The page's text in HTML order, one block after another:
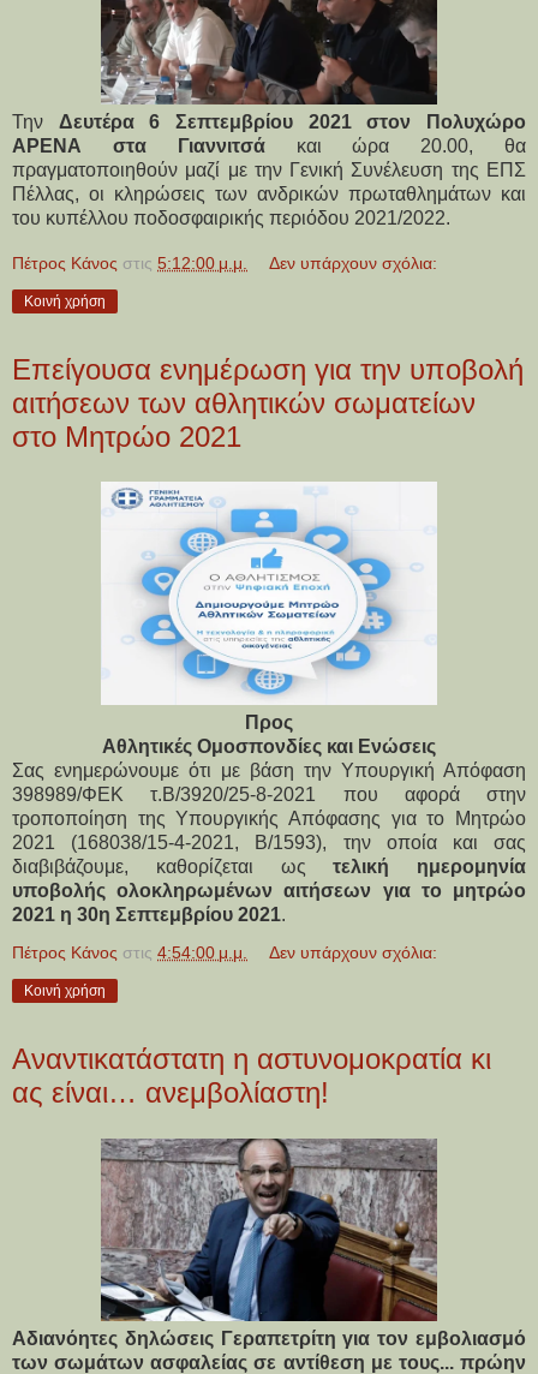
Την Δευτέρα 6 Σεπτεμβρίου 2021 στον Πολυχώρο
ΑΡΕΝΑ στα Γιαννιτσάκαι ώρα 20.00, θα
πραγματοποιηθούν μαζί με την Γενική Συνέλευση της ΕΠΣ
Πέλλας, οι κληρώσεις των ανδρικών πρωταθλημάτων και
του κυπέλλου ποδοσφαιρικής περιόδου 2021/2022.
Πέτρος Κάνος στις 5:12:00 μ.μ. Δεν υπάρχουν σχόλια:
Κοινή χρήση
Επείγουσα ενημέρωση για την υποβολή
αιτήσεων των αθλητικών σωματείων
στο Μητρώο 2021
Προς
Αθλητικές Ομοσπονδίες και Ενώσεις
Σας ενημερώνουμε ότι με βάση την Υπουργική Απόφαση
398989/ΦΕΚ τ.Β/3920/25-8-2021 που αφορά στην
τροποποίηση της Υπουργικής Απόφασης για το Μητρώο
2021 (168038/15-4-2021, Β/1593), την οποία και σας
διαβιβάζουμε, καθορίζεται ωςτελική ημερομηνία
υποβολής ολοκληρωμένων αιτήσεων για το μητρώο
2021 η 30η Σεπτεμβρίου 2021.
Πέτρος Κάνος στις 4:54:00 μ.μ. Δεν υπάρχουν σχόλια:
Κοινή χρήση
Αναντικατάστατη η αστυνομοκρατία κι
ας είναι… ανεμβολίαστη!
Αδιανόητες δηλώσεις Γεραπετρίτη για τον εμβολιασμό
των σωμάτων ασφαλείας σε αντίθεση με τους... πρώην